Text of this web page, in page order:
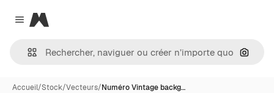
Close menu
Magnific
Accueil/Stock/Vecteurs/Numéro Vintage backg…